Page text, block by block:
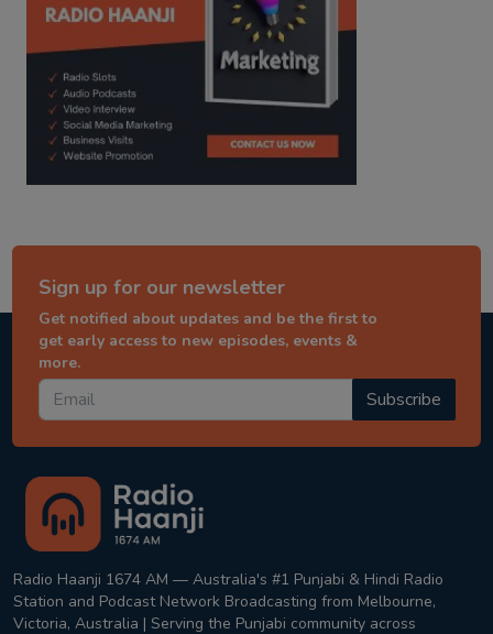
Sign up for our newsletter
Get notified about updates and be the first to
get early access to new episodes, events &
more.
Subscribe
Radio Haanji 1674 AM — Australia's #1 Punjabi & Hindi Radio
Station and Podcast Network Broadcasting from Melbourne,
Victoria, Australia | Serving the Punjabi community across